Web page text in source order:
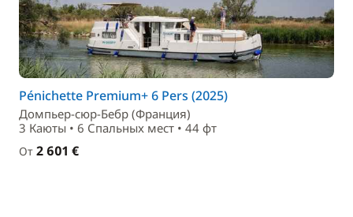
Pénichette Premium+ 6 Pers (2025)
Домпьер-сюр-Бебр (Франция)
3 Каюты • 6 Спальныx мест • 44 фт
От 2 601 €